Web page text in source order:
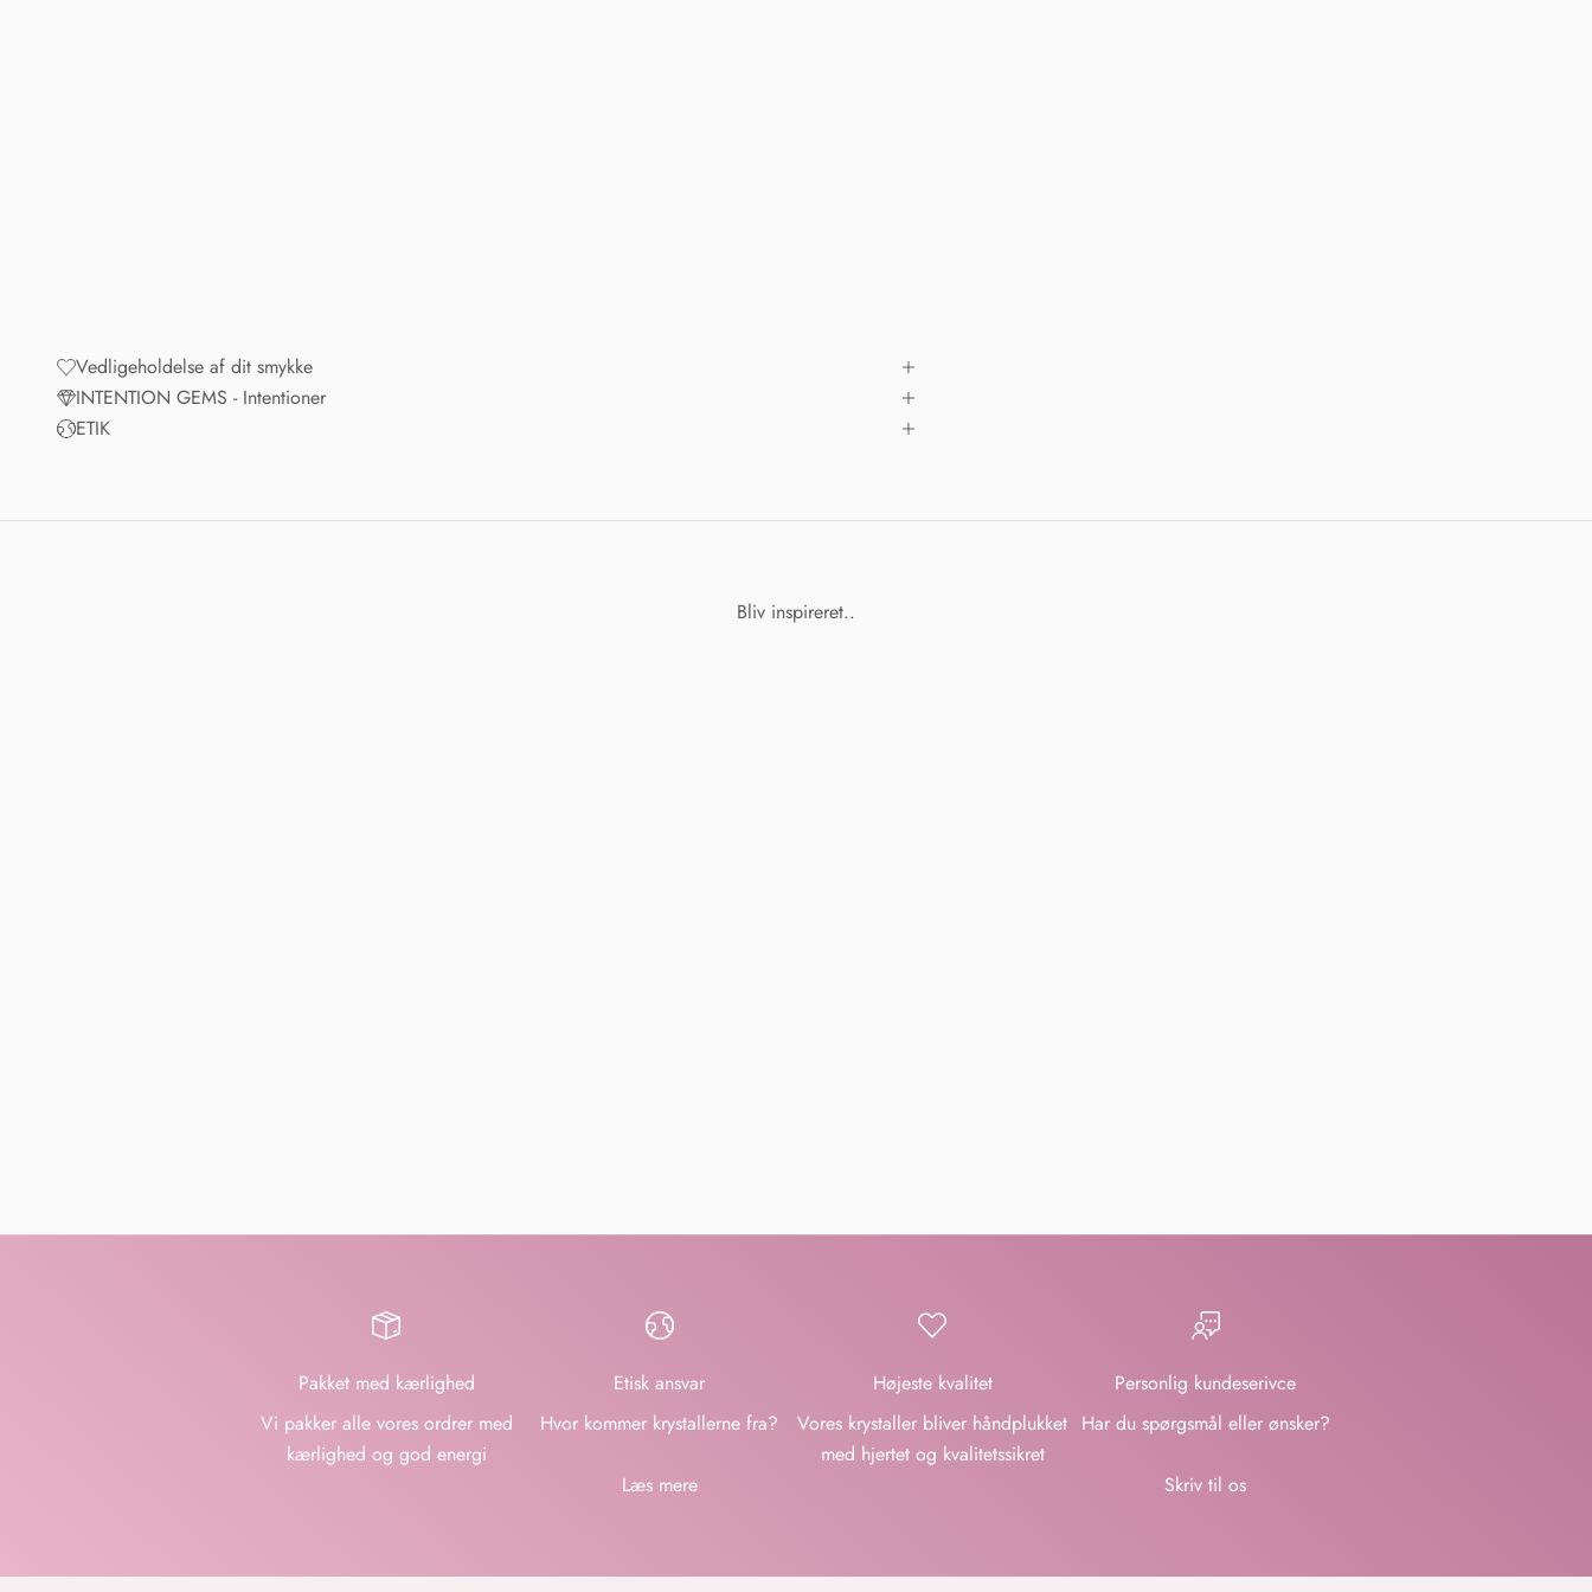
Vedligeholdelse af dit smykke
INTENTION GEMS - Intentioner
ETIK
Bliv inspireret..
KRYSTAL
Pakket med kærlighed
Vi pakker alle vores ordrer med
kærlighed og god energi
Etisk ansvar
Hvor kommer krystallerne fra?
Læs mere
Højeste kvalitet
Vores krystaller bliver håndplukket
med hjertet og kvalitetssikret
Personlig kundeserivce
Har du spørgsmål eller ønsker?
Skriv til os